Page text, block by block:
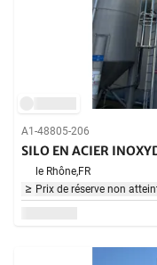
A1-48805-206
SILO EN ACIER
le Rhône,FR
Prix de réserve non